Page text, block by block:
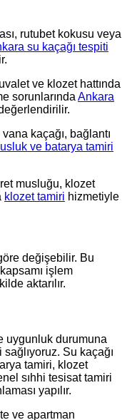
rutubet kokusu veya
su kaçağı tespiti
ve klozet hattında
sorunlarında Ankara
kaçağı, bağlantı
ve batarya tamiri
musluğu, klozet
klozet tamiri hizmetiyle
değişebilir. Bu
işlem
aktarılır.
uygunluk durumuna
sağlıyoruz. Su kaçağı
tamiri, klozet
sıhhi tesisat tamiri
yapılır.
ve apartman